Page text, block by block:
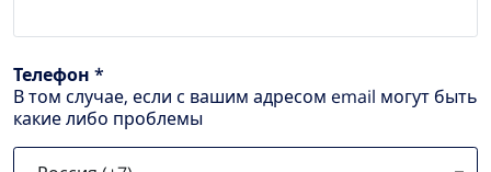
Телефон *
В том случае, если с вашим адресом email могут быть
какие либо проблемы